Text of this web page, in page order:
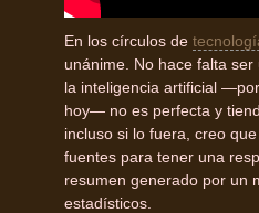
En los círculos de
unánime. No hace falta
la inteligencia artificial
hoy— no es perfecta y
incluso si lo fuera, creo
fuentes para tener una
resumen generado por un
estadísticos.